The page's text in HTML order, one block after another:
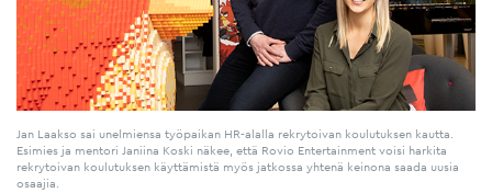
Jan Laakso sai unelmiensa työpaikan HR-alalla rekrytoivan koulutuksen kautta.
Esimies ja mentori Janiina Koski näkee, että Rovio Entertainment voisi harkita
rekrytoivan koulutuksen käyttämistä myös jatkossa yhtenä keinona saada uusia
osaajia.